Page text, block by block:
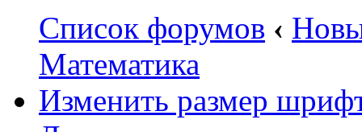
Список форумов ‹
Математика
Изменить размер